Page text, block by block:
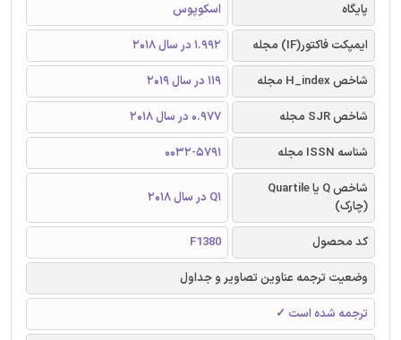
پایگاه
اسکوپوس
ایمپکت فاکتور(IF) مجله
1.992 در سال 2018
شاخص H_index مجله
119 در سال 2019
شاخص SJR مجله
0.977 در سال 2018
شناسه ISSN مجله
0032-5791
شاخص Q یا Quartile
(چارک)
Q1 در سال 2018
کد محصول
F1380
وضعیت ترجمه عناوین تصاویر و جداول
ترجمه شده است ✓